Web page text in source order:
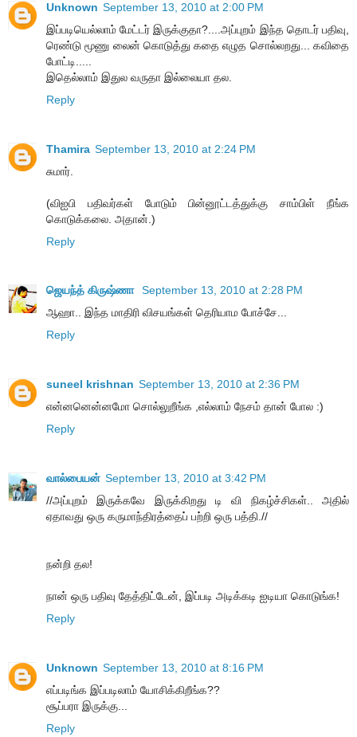
Unknown September 13, 2010 at 2:00 PM
இப்படியெல்லாம் மேட்டர் இருக்குதா?....அப்புறம் இந்த தொடர் பதிவு,
ரெண்டு மூணு லைன் கொடுத்து கதை எழுத சொல்லறது... கவிதை
போட்டி.....
இதெல்லாம் இதுல வருதா இல்லையா தல.
Reply
Thamira September 13, 2010 at 2:24 PM
சுமார்.
(விஐபி பதிவர்கள் போடும் பின்னூட்டத்துக்கு சாம்பிள் நீங்க
கொடுக்கலை. அதான்.)
Reply
ஜெயந்த் கிருஷ்ணா September 13, 2010 at 2:28 PM
ஆஹா.. இந்த மாதிரி விசயங்கள் தெரியாம போச்சே...
Reply
suneel krishnan September 13, 2010 at 2:36 PM
என்னனென்னமோ சொல்லுறீங்க ,எல்லாம் நேசம் தான் போல :)
Reply
வால்பையன் September 13, 2010 at 3:42 PM
//அப்புறம் இருக்கவே இருக்கிறது டி வி நிகழ்ச்சிகள்.. அதில்
ஏதாவது ஒரு கருமாந்திரத்தைப் பற்றி ஒரு பத்தி.//
நன்றி தல!
நான் ஒரு பதிவு தேத்திட்டேன், இப்படி அடிக்கடி ஐடியா கொடுங்க!
Reply
Unknown September 13, 2010 at 8:16 PM
எப்படிங்க இப்படிலாம் யோசிக்கிறீங்க??
சூப்பரா இருக்கு...
Reply